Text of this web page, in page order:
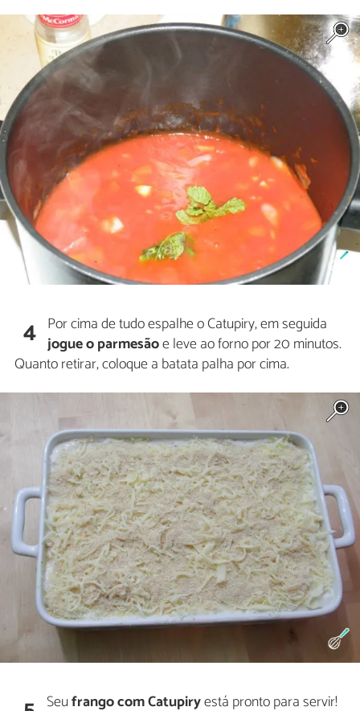
4 Por cima de tudo espalhe o Catupiry, em seguida
jogue o parmesãoe leve ao forno por 20 minutos.
Quanto retirar, coloque a batata palha por cima.
Seufrango com Catupiryestá pronto para servir!